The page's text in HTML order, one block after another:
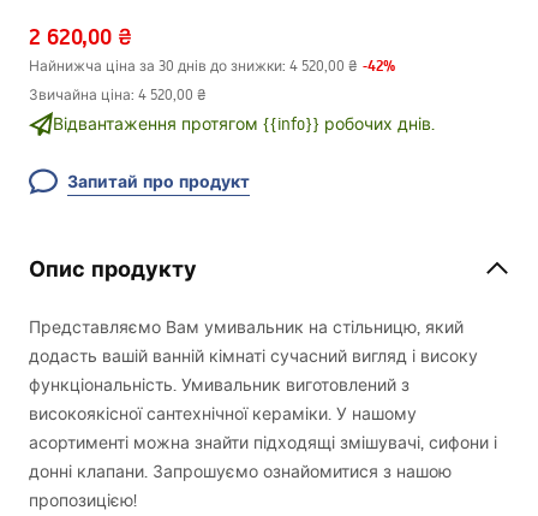
2 620,00 ₴
Найнижча ціна за 30 днів до знижки: 4 520,00 ₴ -42%
Звичайна ціна: 4 520,00 ₴
Відвантаження протягом {{info}} робочих днів.
Запитай про продукт
Опис продукту
Представляємо Вам умивальник на стільницю, який
додасть вашій ванній кімнаті сучасний вигляд і високу
функціональність. Умивальник виготовлений з
високоякісної сантехнічної кераміки. У нашому
асортименті можна знайти підходящі змішувачі, сифони і
донні клапани. Запрошуємо ознайомитися з нашою
пропозицією!